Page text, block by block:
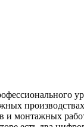
и монтажных